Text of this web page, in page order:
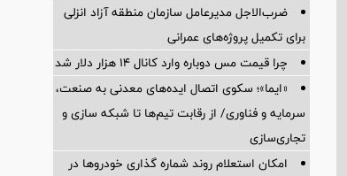
ضرب‌الاجل مدیرعامل سازمان منطقه آزاد انزلی
برای تكمیل پروژه‌های عمرانی
چرا قیمت مس دوباره وارد کانال ۱۴ هزار دلار شد
«ایما»؛ سکوی اتصال ایده‌های معدنی به صنعت،
سرمایه و فناوری/ از رقابت تیم‌ها تا شبکه سازی و
تجاری‌سازی
امکان استعلام روند شماره گذاری خودروها در